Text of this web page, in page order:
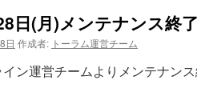
日(月)メンテナンス終
日 作成者: トーラム運営チーム
イン運営チームよりメンテナン